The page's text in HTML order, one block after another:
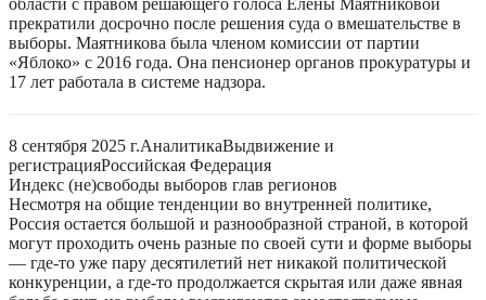
области с правом решающего голоса Елены Маятниковой
прекратили досрочно после решения суда о вмешательстве в
выборы. Маятникова была членом комиссии от партии
«Яблоко» с 2016 года. Она пенсионер органов прокуратуры и
17 лет работала в системе надзора.
8 сентября 2025 г.АналитикаВыдвижение и
регистрацияРоссийская Федерация
Индекс (не)свободы выборов глав регионов
Несмотря на общие тенденции во внутренней политике,
Россия остается большой и разнообразной страной, в которой
могут проходить очень разные по своей сути и форме выборы
— где-то уже пару десятилетий нет никакой политической
конкуренции, а где-то продолжается скрытая или даже явная